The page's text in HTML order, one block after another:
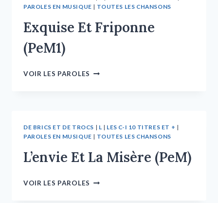
PAROLES EN MUSIQUE | TOUTES LES CHANSONS
Exquise Et Friponne
(PeM1)
VOIR LES PAROLES
DE BRICS ET DE TROCS | L | LES C-I 10 TITRES ET + |
PAROLES EN MUSIQUE | TOUTES LES CHANSONS
L’envie Et La Misère (PeM)
VOIR LES PAROLES